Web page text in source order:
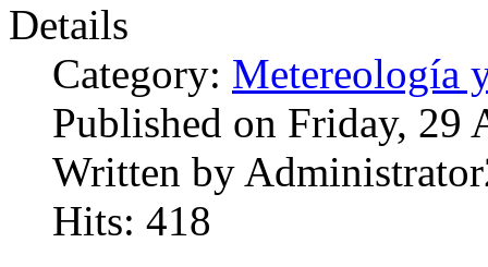
Details
Category: Metereología
Published on Friday, 29
Written by
Hits: 418